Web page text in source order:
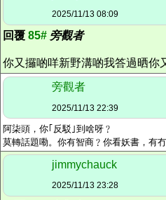
2025/11/13 08:09
回覆 85# 旁觀者
你又攞啲咩新野溝啲我答過晒你
旁觀者
2025/11/13 22:39
阿柒頭，你｢反駁｣到啥呀﹖
莫轉話題嘞。你有智商﹖你看妖書，有
jimmychauck
2025/11/13 23:28